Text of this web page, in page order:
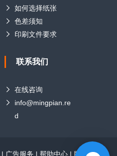
如何选择纸张
色差须知
印刷文件要求
联系我们
在线咨询
info@mingpian.re
d
| 广告服务 | 帮助中心 | 版权声明